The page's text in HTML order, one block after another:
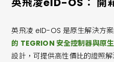
英飛凌 eID-OS 是原生解決方
的 TEGRION 安全控制器與原
設計，可提供高性價比的證照